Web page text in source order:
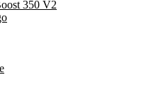
350 V2